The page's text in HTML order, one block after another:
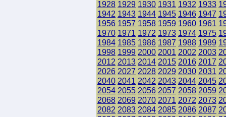
1928 1929 1930 1931 1932 1933
1942 1943 1944 1945 1946 1947
1956 1957 1958 1959 1960 1961
1970 1971 1972 1973 1974 1975
1984 1985 1986 1987 1988 1989
1998 1999 2000 2001 2002 2003
2012 2013 2014 2015 2016 2017
2026 2027 2028 2029 2030 2031
2040 2041 2042 2043 2044 2045
2054 2055 2056 2057 2058 2059
2068 2069 2070 2071 2072 2073
2082 2083 2084 2085 2086 2087